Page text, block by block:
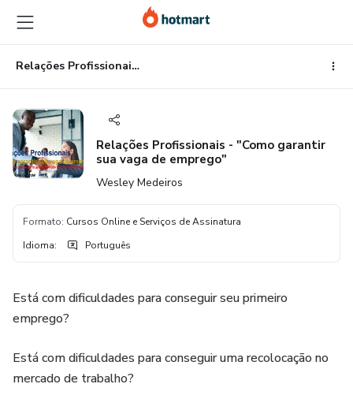
para
o
conteúdo
principal
para
o
pagamento
para
o
rodapé
Relações Profissionais - "Como garantir sua vaga de emprego"
Relações Profissionais - "Como garantir
sua vaga de emprego"
Wesley Medeiros
Formato: Cursos Online e Serviços de Assinatura
Idioma: Português
Está com dificuldades para conseguir seu primeiro
emprego?
Está com dificuldades para conseguir uma recolocação no
mercado de trabalho?